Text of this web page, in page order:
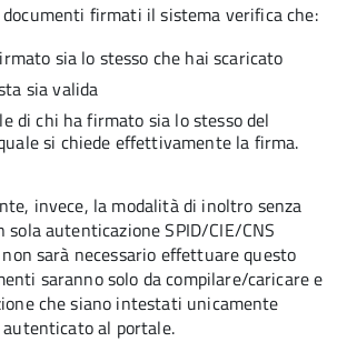
firmati il sistema verifica che:
sia lo stesso che hai scaricato
sia valida
di chi ha firmato sia lo stesso del
si chiede effettivamente la firma.
invece, la modalità di inoltro senza
autenticazione SPID/CIE/CNS
sarà necessario effettuare questo
saranno solo da compilare/caricare e
che siano intestati unicamente
al portale.